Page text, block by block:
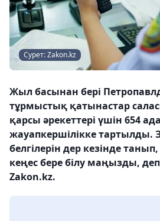
Сурет: Zakon.kz
Жыл басынан бері
тұрмыстық қатынастар
қарсы әрекеттері үшін 654
жауапкершілікке
белгілерін дер кезінде
кеңес бере білу маңызды,
Zakon.kz.